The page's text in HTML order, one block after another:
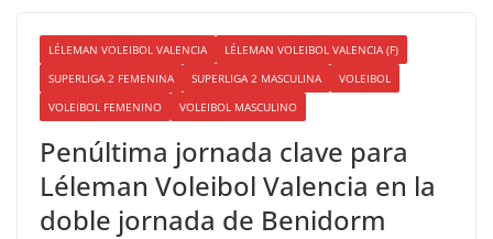
LÉLEMAN VOLEIBOL VALENCIA
LÉLEMAN VOLEIBOL VALENCIA (F)
SUPERLIGA 2 FEMENINA
SUPERLIGA 2 MASCULINA
VOLEIBOL
VOLEIBOL FEMENINO
VOLEIBOL MASCULINO
Penúltima jornada clave para
Léleman Voleibol Valencia en la
doble jornada de Benidorm